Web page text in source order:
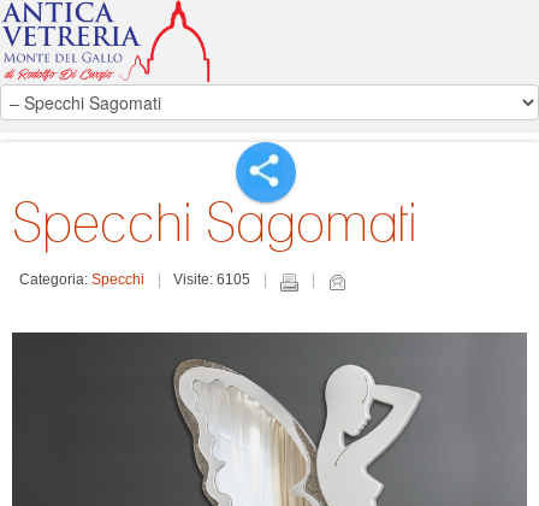
Specchi Sagomati
Categoria: Specchi Visite: 6105